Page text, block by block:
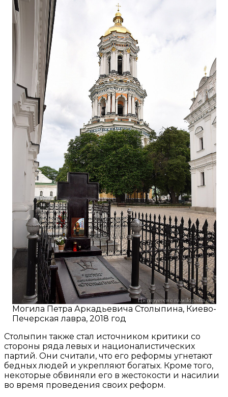
Могила Петра Аркадьевича Столыпина, Киево-
Печерская лавра, 2018 год
Столыпин также стал источником критики со
стороны ряда левых и националистических
партий. Они считали, что его реформы угнетают
бедных людей и укрепляют богатых. Кроме того,
некоторые обвиняли его в жестокости и насилии
во время проведения своих реформ.